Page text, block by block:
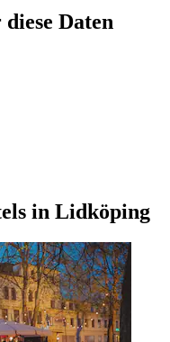
Daten
in Lidköping